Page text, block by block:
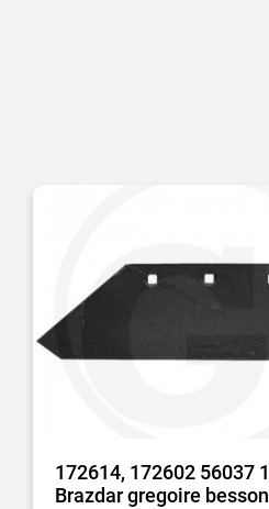
172614, 172602 56037
Brazdar gregoire besson